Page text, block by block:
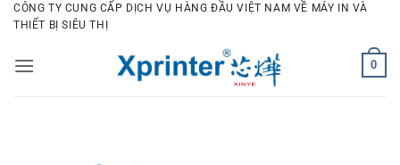
Bỏ
qua
dung
CÔNG TY CUNG CẤP DỊCH VỤ HÀNG ĐẦU VIỆT NAM VỀ MÁY IN VÀ
THIẾT BỊ SIÊU THỊ
0